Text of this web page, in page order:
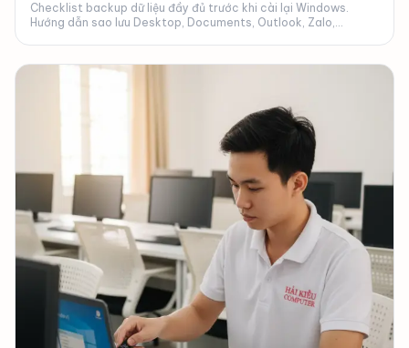
Checklist backup dữ liệu đầy đủ trước khi cài lại Windows.
Hướng dẫn sao lưu Desktop, Documents, Outlook, Zalo,